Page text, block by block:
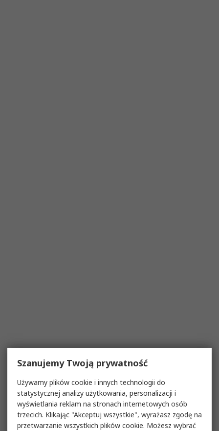
Szanujemy Twoją prywatność
Używamy plików cookie i innych technologii do
statystycznej analizy użytkowania, personalizacji i
wyświetlania reklam na stronach internetowych osób
trzecich. Klikając "Akceptuj wszystkie", wyrażasz zgodę na
przetwarzanie wszystkich plików cookie. Możesz wybrać